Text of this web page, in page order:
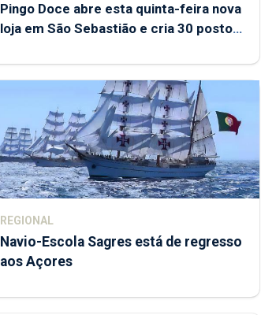
Pingo Doce abre esta quinta-feira nova
loja em São Sebastião e cria 30 postos
REGIONAL
Navio-Escola Sagres está de regresso
aos Açores